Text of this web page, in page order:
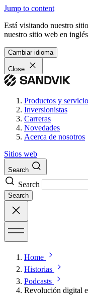
Jump to content
Está visitando nuestro
nuestro sitio web en
Cambiar idioma
Close
Productos y
Inversionistas
Carreras
Novedades
Acerca de nosotros
Sitios web
Search
Search
Search
Home
Historias
Podcasts
Revolución digital